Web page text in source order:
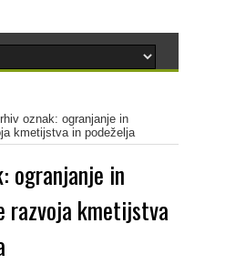
oznak: ogranjanje in
kmetijstva in podeželja
ogranjanje in
razvoja kmetijstva